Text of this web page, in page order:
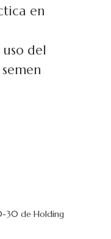
en
del
30 de Holding